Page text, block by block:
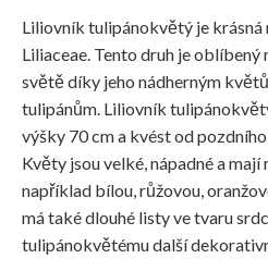
Liliovník tulipánokvětý je
Liliaceae. Tento druh je
světě díky jeho nádherným
tulipánům. Liliovník
výšky 70 cm a kvést od
Květy jsou velké, nápadné a
například bílou, růžovou,
má také dlouhé listy ve tvaru
tulipánokvětému další